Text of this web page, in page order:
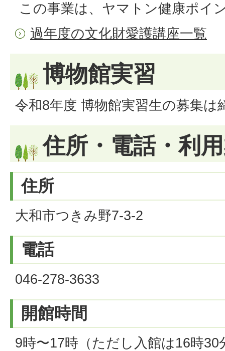
この事業は、ヤマトン健康ポイ
過年度の文化財愛護講座一覧
博物館実習
令和8年度 博物館実習生の募集は
住所・電話・利
住所
大和市つきみ野7-3-2
電話
046-278-3633
開館時間
9時〜17時（ただし入館は16時30